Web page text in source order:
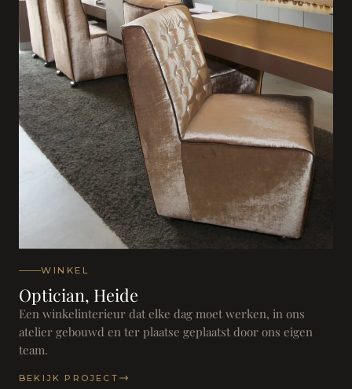
WINKEL
Optician, Heide
Een winkelinterieur dat elke dag moet werken, in ons
atelier gebouwd en ter plaatse geplaatst door ons eigen
team.
BEKIJK PROJECT